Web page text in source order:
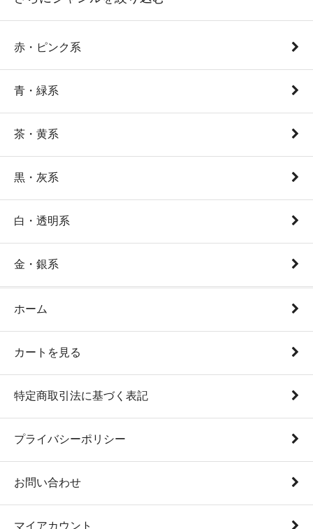
赤・ピンク系
青・緑系
茶・黄系
黒・灰系
白・透明系
金・銀系
ホーム
カートを見る
特定商取引法に基づく表記
プライバシーポリシー
お問い合わせ
マイアカウント